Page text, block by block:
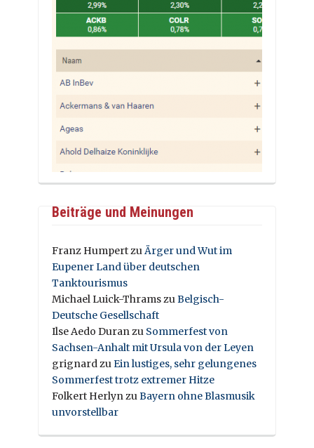
Beiträge und Meinungen
Franz HumpertzuÄrger und Wut im
Eupener Land über deutschen
Tanktourismus
Michael Luick-ThramszuBelgisch-
Deutsche Gesellschaft
Ilse Aedo Duranzu Sommerfest von
Sachsen-Anhalt mit Ursula von der Leyen
grignardzuEin lustiges, sehr gelungenes
Sommerfest trotz extremer Hitze
Folkert HerlynzuBayern ohne Blasmusik
unvorstellbar